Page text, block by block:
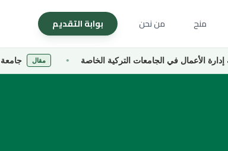
منح من نحن بوابة التقديم
في الجامعات التركية الخاصة مقال جامعة كارادينيز